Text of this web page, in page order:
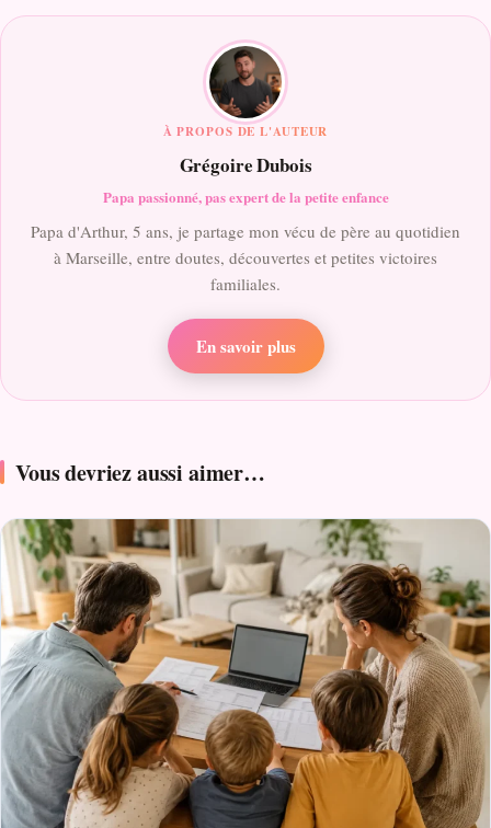
À PROPOS DE L'AUTEUR
Grégoire Dubois
Papa passionné, pas expert de la petite enfance
Papa d'Arthur, 5 ans, je partage mon vécu de père au quotidien
à Marseille, entre doutes, découvertes et petites victoires
familiales.
En savoir plus
Vous devriez aussi aimer…